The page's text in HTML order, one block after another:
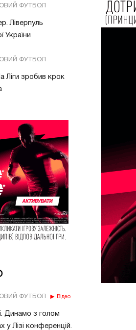
ФУТБОЛ
Ліверпуль
України
ФУТБОЛ
Ліги зробив крок
ФУТБОЛ Відео
Динамо з голом
у Лізі конференцій.